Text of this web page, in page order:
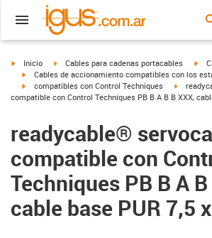
igus-icon-arrow-right
Inicio igus-icon-arrow-right
Cables para cadenas portacables
igus-icon-arrow-right
Cables de accionamiento compatibles con los
igus-icon-arrow-right
compatibles con Control Techniques igus-
compatible con Control Techniques PB B A B B XXX,
readycable®
compatible con
Techniques PB B A B
cable base PUR 7,5